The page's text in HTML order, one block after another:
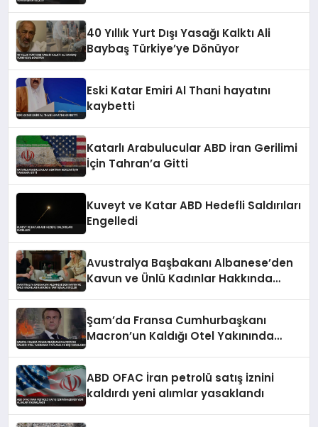
40 Yıllık Yurt Dışı Yasağı Kalktı Ali
Baybaş Türkiye’ye Dönüyor
Eski Katar Emiri Al Thani hayatını
kaybetti
Katarlı Arabulucular ABD İran Gerilimi
İçin Tahran’a Gitti
Kuveyt ve Katar ABD Hedefli Saldırıları
Engelledi
Avustralya Başbakanı Albanese’den
Kavun ve Ünlü Kadınlar Hakkında
Şam’da Fransa Cumhurbaşkanı
Macron’un Kaldığı Otel Yakınında
ABD OFAC İran petrolü satış iznini
kaldırdı yeni alımlar yasaklandı